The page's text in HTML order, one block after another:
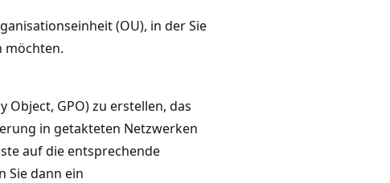
(OU), in der Sie
möchten.
GPO) zu erstellen, das
in getakteten Netzwerken
auf die entsprechende
Sie dann ein